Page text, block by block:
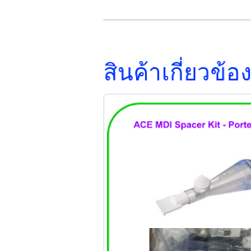
สินค้าเกี่ยวข้อง